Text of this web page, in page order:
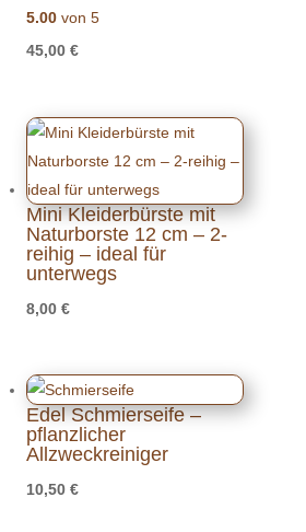
5.00 von 5
45,00 €
Mini Kleiderbürste mit
Naturborste 12 cm – 2-
reihig – ideal für
unterwegs
8,00 €
Edel Schmierseife –
pflanzlicher
Allzweckreiniger
10,50 €